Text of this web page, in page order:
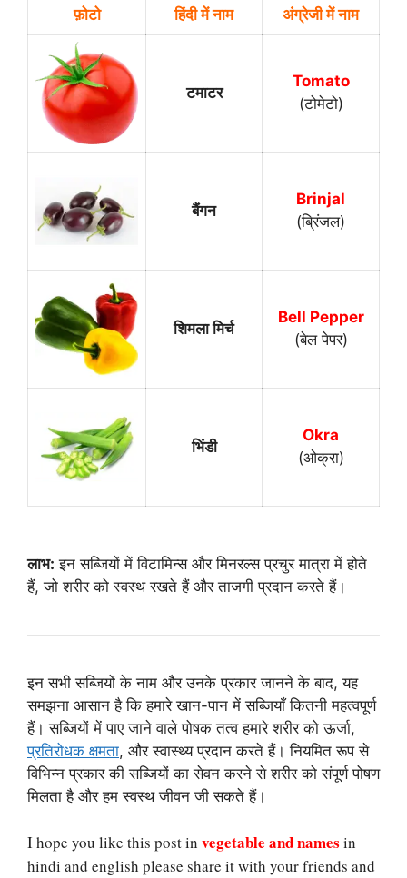
फ़ोटो हिंदी में नाम अंग्रेजी में नाम
टमाटर
Tomato
(टोमेटो)
बैंगन
Brinjal
(ब्रिंजल)
शिमला मिर्च
Bell Pepper
(बेल पेपर)
भिंडी
Okra
(ओक्रा)
लाभ: इन सब्जियों में विटामिन्स और मिनरल्स प्रचुर मात्रा में होते
हैं, जो शरीर को स्वस्थ रखते हैं और ताजगी प्रदान करते हैं।
इन सभी सब्जियों के नाम और उनके प्रकार जानने के बाद, यह
समझना आसान है कि हमारे खान-पान में सब्जियाँ कितनी महत्वपूर्ण
हैं। सब्जियों में पाए जाने वाले पोषक तत्व हमारे शरीर को ऊर्जा,
प्रतिरोधक क्षमता, और स्वास्थ्य प्रदान करते हैं। नियमित रूप से
विभिन्न प्रकार की सब्जियों का सेवन करने से शरीर को संपूर्ण पोषण
मिलता है और हम स्वस्थ जीवन जी सकते हैं।
I hope you like this post in vegetable and names in
hindi and english please share it with your friends and